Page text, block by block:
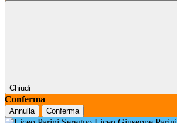
Chiudi
Conferma
Annulla Conferma